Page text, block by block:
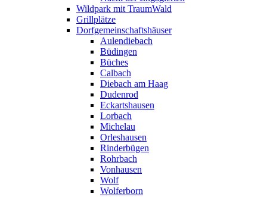
Wildpark mit TraumWald
Grillplätze
Dorfgemeinschaftshäuser
Aulendiebach
Büdingen
Büches
Calbach
Diebach am Haag
Dudenrod
Eckartshausen
Lorbach
Michelau
Orleshausen
Rinderbügen
Rohrbach
Vonhausen
Wolf
Wolferborn